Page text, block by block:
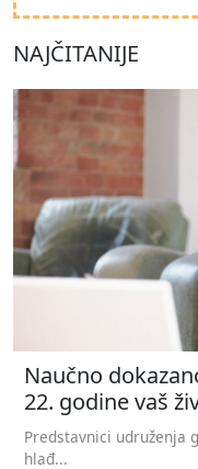
NAJČITANIJE
Naučno
22. godine vaš
Predstavnici udruženja
hlađ...